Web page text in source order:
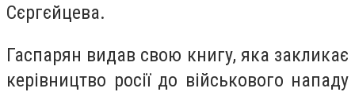
Сєргєйцева.
Гаспарян видав свою книгу, яка закликає
керівництво росії до військового нападу